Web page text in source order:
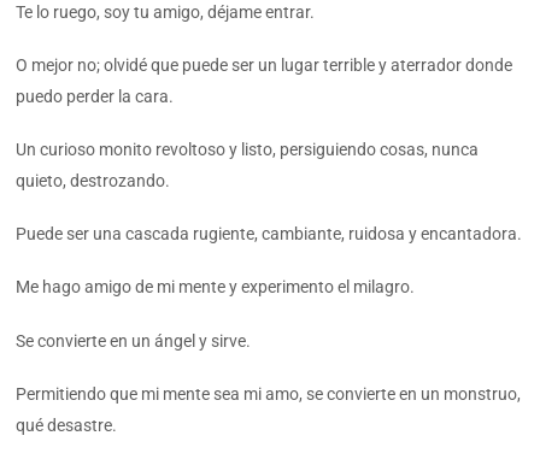
Te lo ruego, soy tu amigo, déjame entrar.
O mejor no; olvidé que puede ser un lugar terrible y aterrador donde
puedo perder la cara.
Un curioso monito revoltoso y listo, persiguiendo cosas, nunca
quieto, destrozando.
Puede ser una cascada rugiente, cambiante, ruidosa y encantadora.
Me hago amigo de mi mente y experimento el milagro.
Se convierte en un ángel y sirve.
Permitiendo que mi mente sea mi amo, se convierte en un monstruo,
qué desastre.